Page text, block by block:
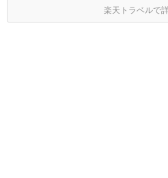
楽天トラベルで